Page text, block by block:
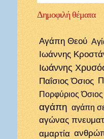
Δημοφιλήθέματα
Αγάπη Θεού
Ιωάννης
Ιωάννης
Παΐσιος Όσιος
Πορφύριος Όσιος
αγάπη αγάπη
αγώνας
αμαρτία